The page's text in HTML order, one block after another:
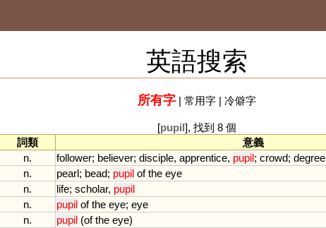
英語搜索
所有字| 常用字| 冷僻字
[pupil], 找到 8 個
詞類
意義
n. follower; believer; disciple, apprentice, pupil; crowd; degree
n. pearl; bead; pupil of the eye
n. life; scholar, pupil
n. pupil of the eye; eye
n. pupil (of the eye)